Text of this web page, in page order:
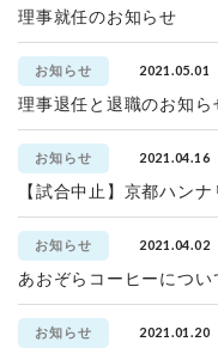
理事就任のお知らせ
お知らせ 2021.05.01
理事退任と退職のお知ら
お知らせ 2021.04.16
【試合中止】京都ハン
お知らせ 2021.04.02
あおぞらコーヒーについ
お知らせ 2021.01.20